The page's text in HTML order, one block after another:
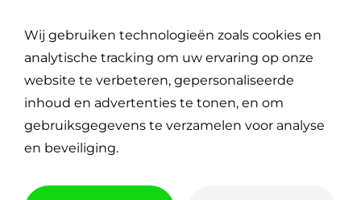
€0,00Plan je reparatie
Wij gebruiken technologieën zoals cookies en
analytische tracking om uw ervaring op onze
website te verbeteren, gepersonaliseerde
inhoud en advertenties te tonen, en om
gebruiksgegevens te verzamelen voor analyse
en beveiliging.